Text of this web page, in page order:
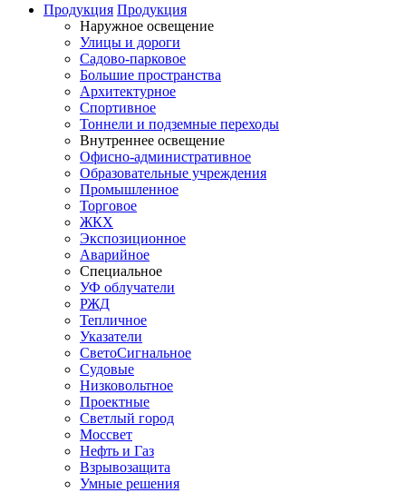
Продукция Продукция
Наружное освещение
Улицы и дороги
Садово-парковое
Большие пространства
Архитектурное
Спортивное
Тоннели и подземные переходы
Внутреннее освещение
Офисно-административное
Образовательные учреждения
Промышленное
Торговое
ЖКХ
Экспозиционное
Аварийное
Специальное
УФ облучатели
РЖД
Тепличное
Указатели
СветоСигнальное
Судовые
Низковольтное
Проектные
Светлый город
Моссвет
Нефть и Газ
Взрывозащита
Умные решения